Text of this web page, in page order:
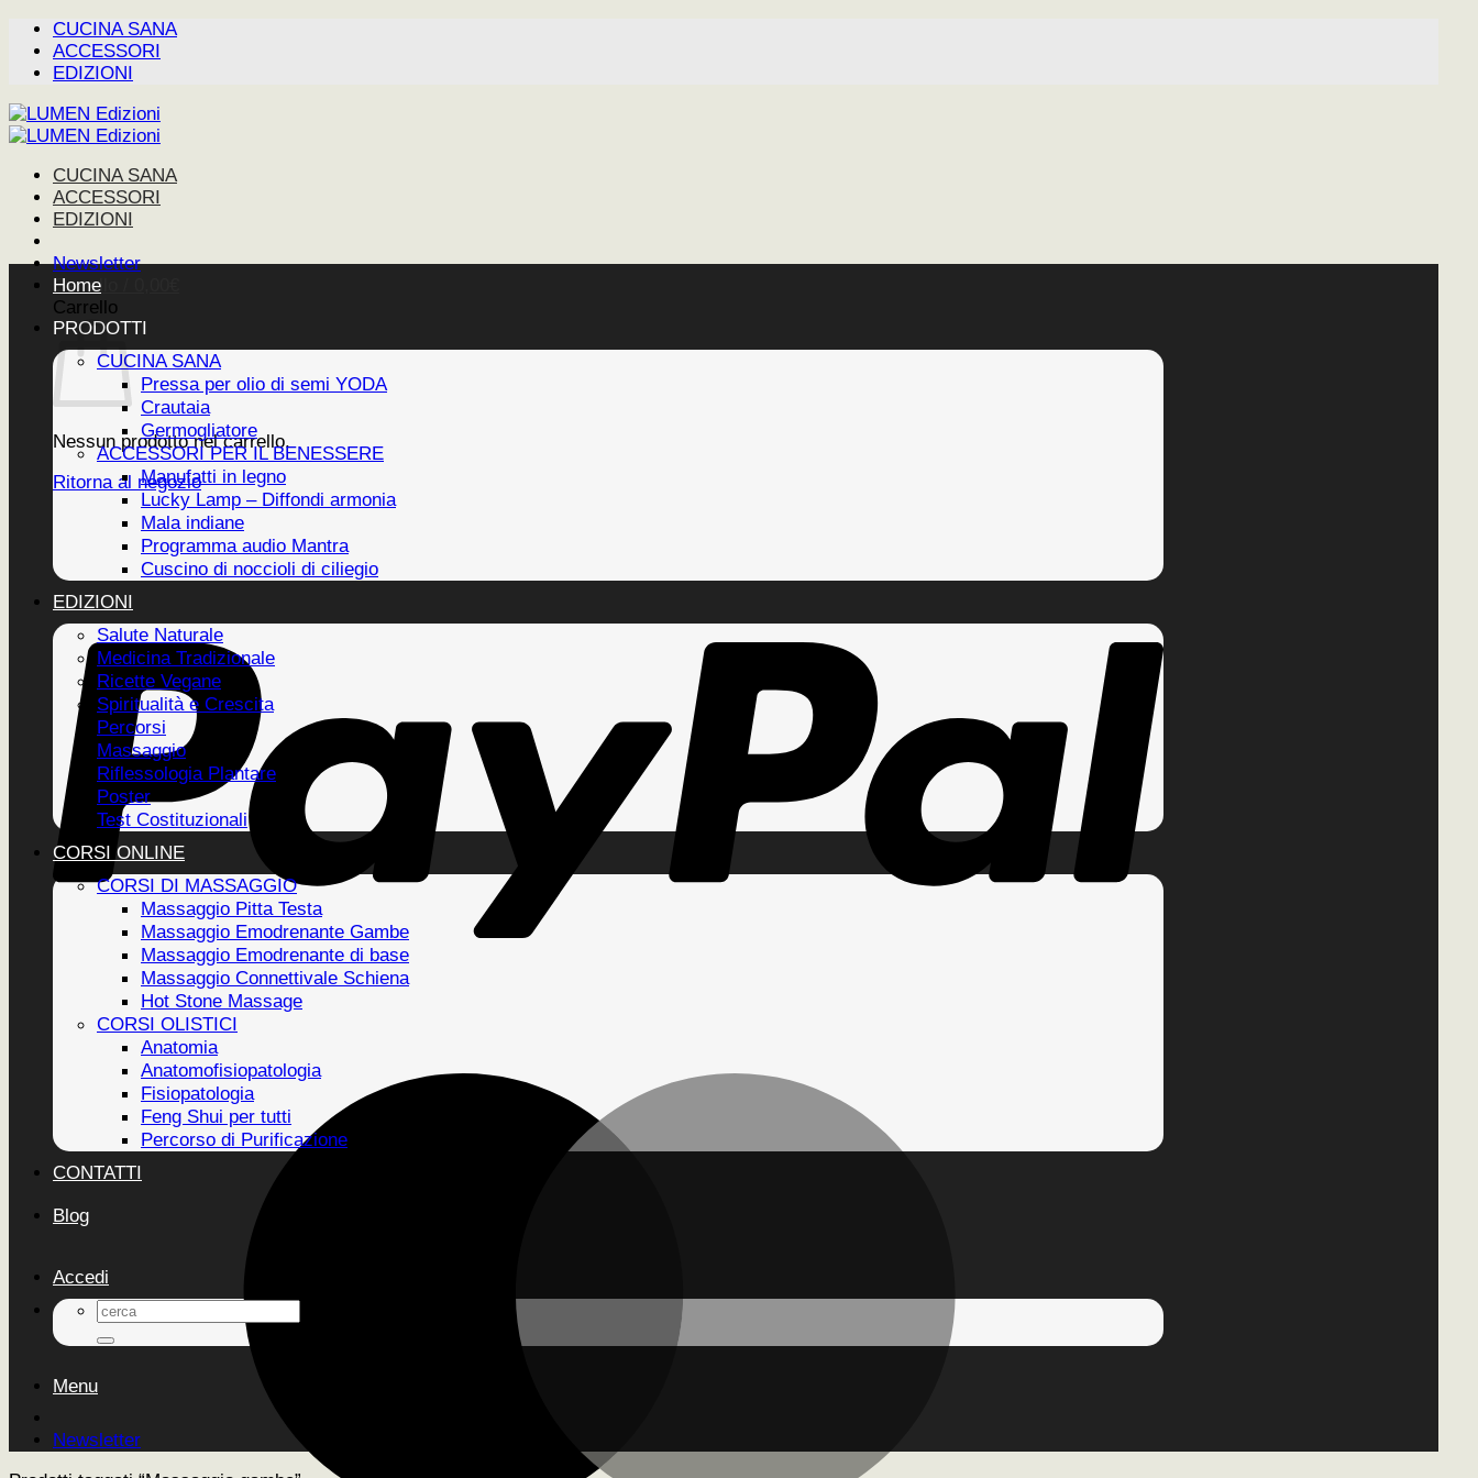
Salta
contenuti
CUCINA SANA
ACCESSORI
EDIZIONI
CUCINA SANA
ACCESSORI
EDIZIONI
Newsletter
Carrello /
Carrello
Nessun prodotto nel carrello.
Ritorna al negozio
Home
PRODOTTI
CUCINA SANA
Pressa per olio di semi YODA
Crautaia
Germogliatore
ACCESSORI PER IL BENESSERE
Manufatti in legno
Lucky Lamp – Diffondi armonia
Mala indiane
Programma audio Mantra
Cuscino di noccioli di ciliegio
EDIZIONI
Salute Naturale
Medicina Tradizionale
Ricette Vegane
Spiritualità e Crescita
Percorsi
Massaggio
Riflessologia Plantare
Poster
Test Costituzionali
CORSI ONLINE
CORSI DI MASSAGGIO
Massaggio Pitta Testa
Massaggio Emodrenante Gambe
Massaggio Emodrenante di base
Massaggio Connettivale Schiena
Hot Stone Massage
CORSI OLISTICI
Anatomia
Anatomofisiopatologia
Fisiopatologia
Feng Shui per tutti
Percorso di Purificazione
CONTATTI
Blog
Accedi
Cerca:
Menu
Newsletter